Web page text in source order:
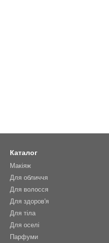
Каталог
Макіяж
Для обличчя
Для волосся
Для здоров'я
Для тіла
Для оселі
Парфуми